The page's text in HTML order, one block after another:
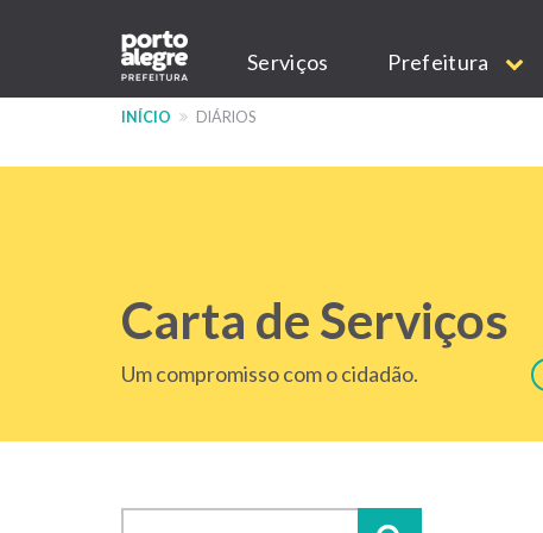
conteúdo
Main
navigation
Serviços Prefeitura
INÍCIO DIÁRIOS
Carta de Serviços
Um compromisso com o cidadão.